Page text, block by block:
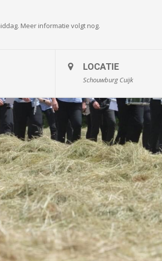
Meer informatie volgt nog.
LOCATIE
Schouwburg Cuijk